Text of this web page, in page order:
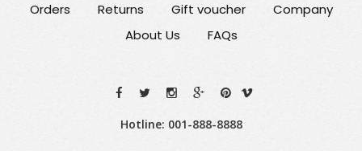
Orders
Returns Gift voucher
Company
About Us
FAQs
Hotline: 001-888-8888